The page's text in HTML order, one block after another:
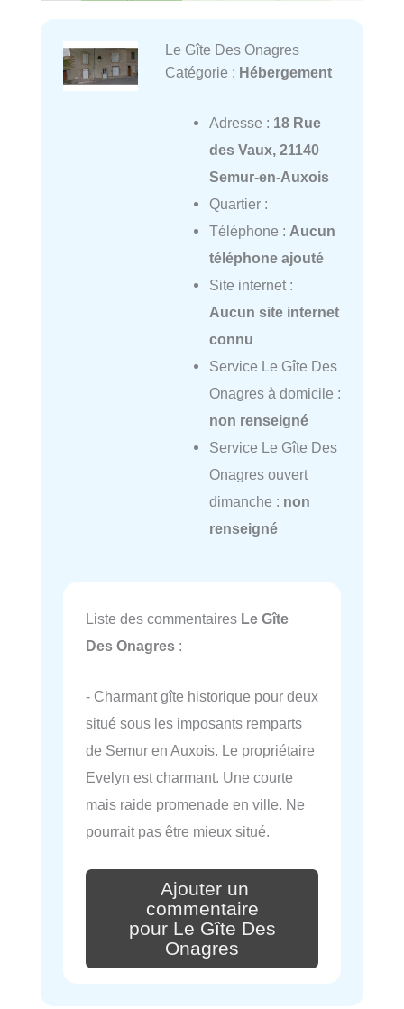
Le Gîte Des Onagres
Catégorie : Hébergement
Adresse : 18 Rue
des Vaux, 21140
Semur-en-Auxois
Quartier :
Téléphone : Aucun
téléphone ajouté
Site internet :
Aucun site internet
connu
Service Le Gîte Des
Onagres à domicile :
non renseigné
Service Le Gîte Des
Onagres ouvert
dimanche : non
renseigné
Liste des commentaires Le Gîte
Des Onagres :
- Charmant gîte historique pour deux
situé sous les imposants remparts
de Semur en Auxois. Le propriétaire
Evelyn est charmant. Une courte
mais raide promenade en ville. Ne
pourrait pas être mieux situé.
Ajouter un
commentaire
pour Le Gîte Des
Onagres